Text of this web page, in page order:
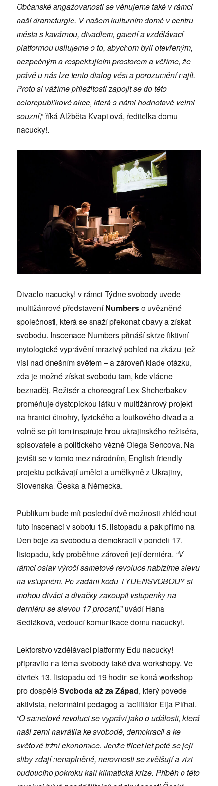
Občanské angažovanosti se věnujeme také v rámci
naší dramaturgie. V našem kulturním domě v centru
města s kavárnou, divadlem, galerií a vzdělávací
platformou usilujeme o to, abychom byli otevřeným,
bezpečným a respektujícím prostorem a věříme, že
právě u nás lze tento dialog vést a porozumění najít.
Proto si vážíme příležitosti zapojit se do této
celorepublikové akce, která s námi hodnotově velmi
souzní,” říká Alžběta Kvapilová, ředitelka domu
nacucky!.
Divadlo nacucky! v rámci Týdne svobody uvede
multižánrové představeníNumberso uvězněné
společnosti, která se snaží překonat obavy a získat
svobodu. Inscenace Numbers přináší skrze fiktivní
mytologické vyprávění mrazivý pohled na zkázu, jež
visí nad dnešním světem – a zároveň klade otázku,
zda je možné získat svobodu tam, kde vládne
beznaděj. Režisér a choreograf Lex Shcherbakov
proměňuje dystopickou látku v multižánrový projekt
na hranici činohry, fyzického a loutkového divadla a
volně se při tom inspiruje hrou ukrajinského režiséra,
spisovatele a politického vězně Olega Sencova. Na
jevišti se v tomto mezinárodním, English friendly
projektu potkávají umělci a umělkyně z Ukrajiny,
Slovenska, Česka a Německa.
Publikum bude mít poslední dvě možnosti zhlédnout
tuto inscenaci v sobotu 15. listopadu a pak přímo na
Den boje za svobodu a demokracii v pondělí 17.
listopadu, kdy proběhne zároveň její derniéra. “V
rámci oslav výročí sametové revoluce nabízíme slevu
na vstupném. Po zadání kódu TYDENSVOBODY si
mohou diváci a divačky zakoupit vstupenky na
derniéru se slevou 17 procent,” uvádí Hana
Sedláková, vedoucí komunikace domu nacucky!.
Lektorstvo vzdělávací platformy Edu nacucky!
připravilo na téma svobody také dva workshopy. Ve
čtvrtek 13. listopadu od 19 hodin se koná workshop
pro dospěléSvoboda až za Západ, který povede
aktivista, neformální pedagog a facilitátor Elja Plíhal.
“O sametové revoluci se vypráví jako o události, která
naši zemi navrátila ke svobodě, demokracii a ke
světové tržní ekonomice. Jenže třicet let poté se její
sliby zdají nenaplněné, nerovnosti se zvětšují a vizi
budoucího pokroku kalí klimatická krize. Příběh o této